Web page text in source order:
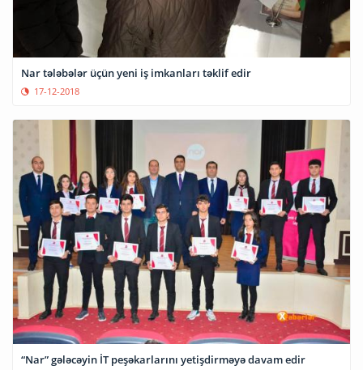
Nar tələbələr üçün yeni iş imkanları təklif edir
17-12-2018
“Nar” gələcəyin İT peşəkarlarını yetişdirməyə davam edir